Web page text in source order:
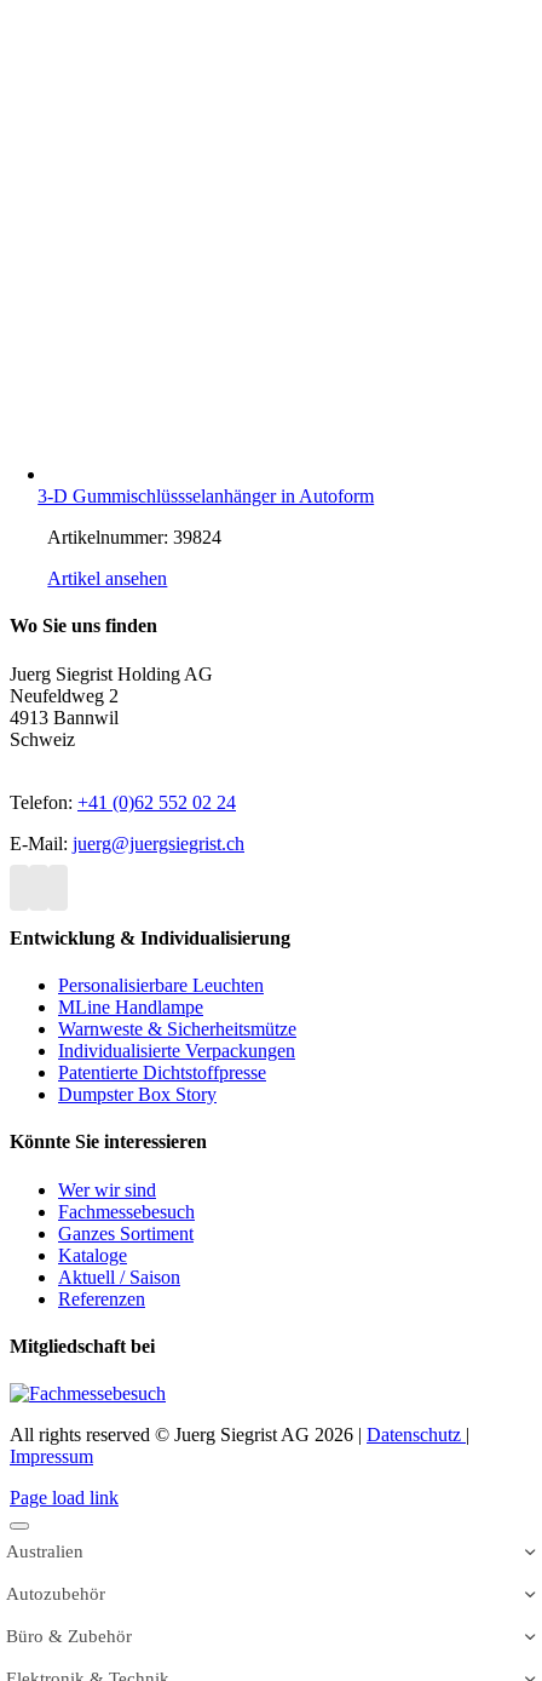
3-D Gummischlüssselanhänger in Autoform
Artikelnummer:39824
Artikel ansehen
Wo Sie uns finden
Juerg Siegrist Holding AG
Neufeldweg 2
4913 Bannwil
Schweiz
Telefon: +41 (0)62 552 02 24
E-Mail: juerg@juergsiegrist.ch
Entwicklung & Individualisierung
Personalisierbare Leuchten
MLine Handlampe
Warnweste & Sicherheitsmütze
Individualisierte Verpackungen
Patentierte Dichtstoffpresse
Dumpster Box Story
Könnte Sie interessieren
Wer wir sind
Fachmessebesuch
Ganzes Sortiment
Kataloge
Aktuell / Saison
Referenzen
Mitgliedschaft bei
All rights reserved © Juerg Siegrist AG 2026 | Datenschutz |
Impressum
Page load link
Australien
Autozubehör
Büro & Zubehör